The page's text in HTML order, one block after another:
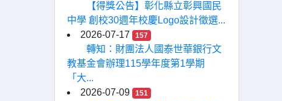
【得獎公告】彰化縣立彰興國民
中學 創校30週年校慶Logo設計徵選...
2026-07-17
157
轉知：財團法人國泰世華銀行文
教基金會辦理115學年度第1學期
「大...
2026-07-09
151